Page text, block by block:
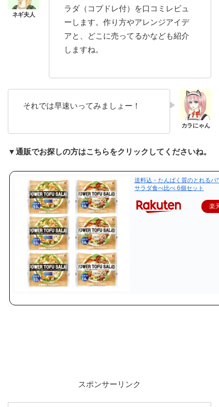
ラダ（コブドレ付）を口コミレビュ
ーします。作り方やアレンジアイデ
アと、どこに売ってるかなども紹介
しますね。
それでは早速いってみましょー！
▼通販でお探しの方はこちらをクリックしてくださいね。
送料込・たんぱく質のとれるパ
サラダ食べ比べ 6個セット
楽
スポンサーリンク